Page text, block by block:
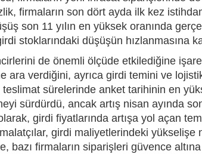
firmaların son dört ayda ilk kez
son 11 yılın en yüksek oranında
stoklarındaki düşüşün hızlanmasına
de önemli ölçüde etkilediğine
ara verdiğini, ayrıca girdi temini ve
sürelerinde anket tarihinin en
sürdürdü, ancak artış nisan ayında
girdi fiyatlarında artışa yol açan
girdi maliyetlerindeki yükselişe
bazı firmaların siparişleri güvence